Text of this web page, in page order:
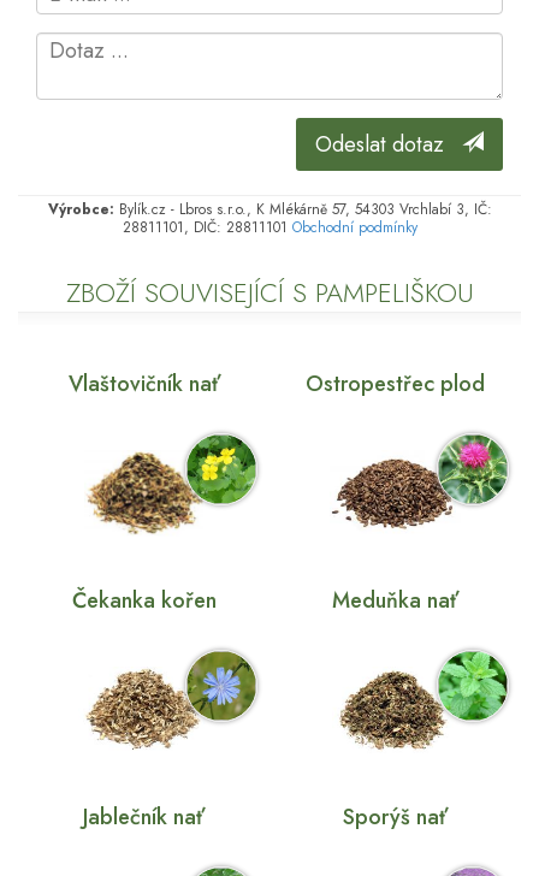
Odeslat dotaz
Výrobce: Bylík.cz - Lbros s.r.o., K Mlékárně 57, 54303 Vrchlabí 3, IČ:
28811101, DIČ: 28811101 Obchodní podmínky
ZBOŽÍ SOUVISEJÍCÍ S PAMPELIŠKOU
Vlaštovičník nať Ostropestřec plod
Čekanka kořen Meduňka nať
Jablečník nať Sporýš nať